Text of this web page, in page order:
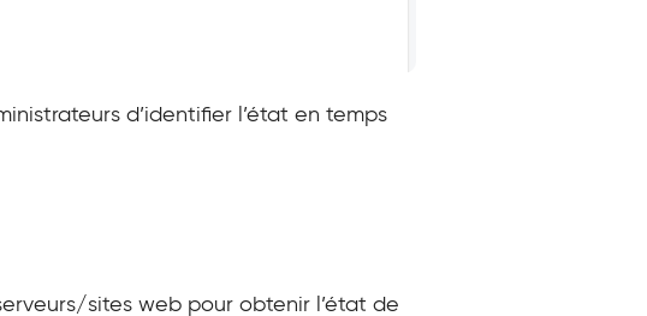
d’identifier l’état en temps
sites web pour obtenir l’état de